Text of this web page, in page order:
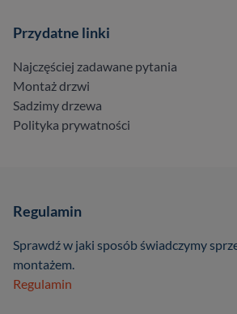
Przydatne linki
Najczęściej zadawane pytania
Montaż drzwi
Sadzimy drzewa
Polityka prywatności
Regulamin
Sprawdź w jaki sposób świadczymy
montażem.
Regulamin